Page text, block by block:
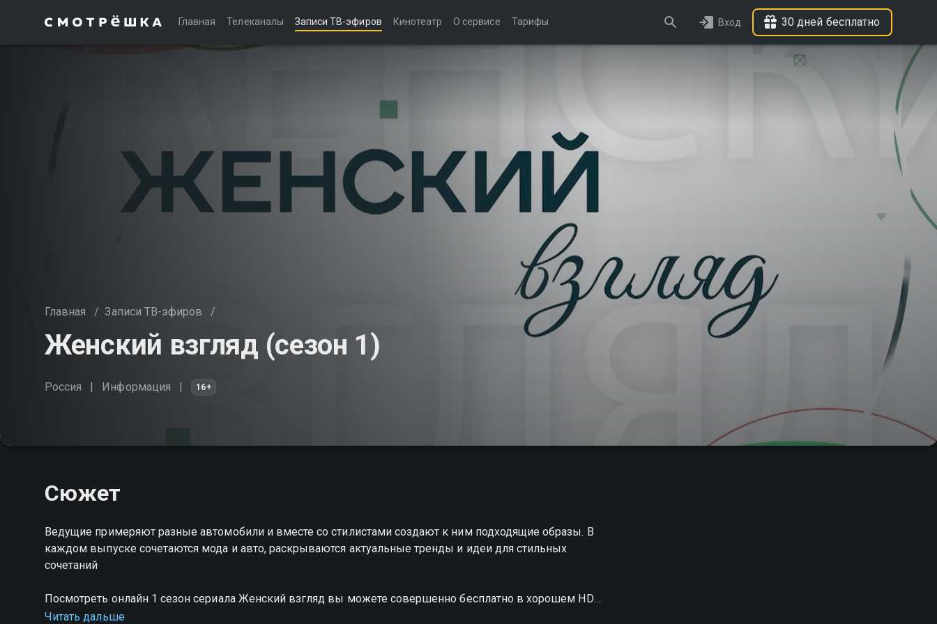
Главная Телеканалы Записи ТВ-эфиров Кинотеатр О сервисе Тарифы Вход 30 дней бесплатно
Главная / Записи ТВ-эфиров /
Женский взгляд (сезон 1)
Россия Информация 16+
Сюжет
Ведущие примеряют разные автомобили и вместе со стилистами создают к ним подходящие образы. В
каждом выпуске сочетаются мода и авто, раскрываются актуальные тренды и идеи для стильных
сочетаний
Посмотреть онлайн 1 сезон сериала Женский взгляд вы можете совершенно бесплатно в хорошем HD
качестве на Смотрёшке
Читать дальше